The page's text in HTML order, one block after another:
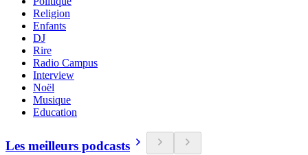
Religion
Enfants
DJ
Rire
Radio Campus
Interview
Noël
Musique
Education
Les meilleurs podcasts